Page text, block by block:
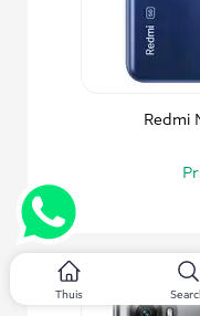
Thuis
Redmi